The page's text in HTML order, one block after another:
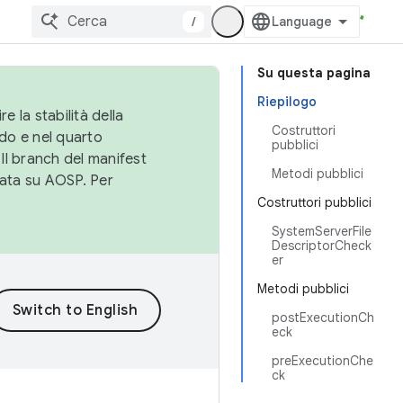
/
Su questa pagina
Riepilogo
Costruttori
pubblici
Metodi pubblici
Costruttori pubblici
SystemServerFile
DescriptorCheck
er
Metodi pubblici
postExecutionCh
eck
preExecutionChe
ck
la stabilità della
e nel quarto
branch del manifest
su AOSP. Per